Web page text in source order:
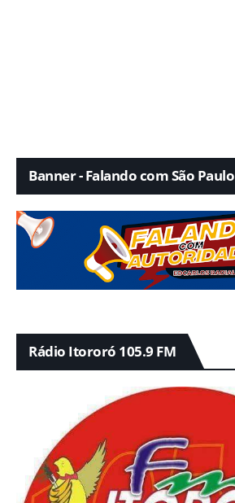
Banner - Falando com São Paulo
Rádio Itororó 105.9 FM